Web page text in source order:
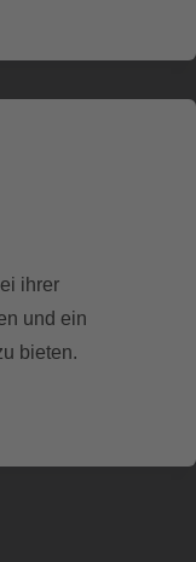
ihrer
und ein
bieten.